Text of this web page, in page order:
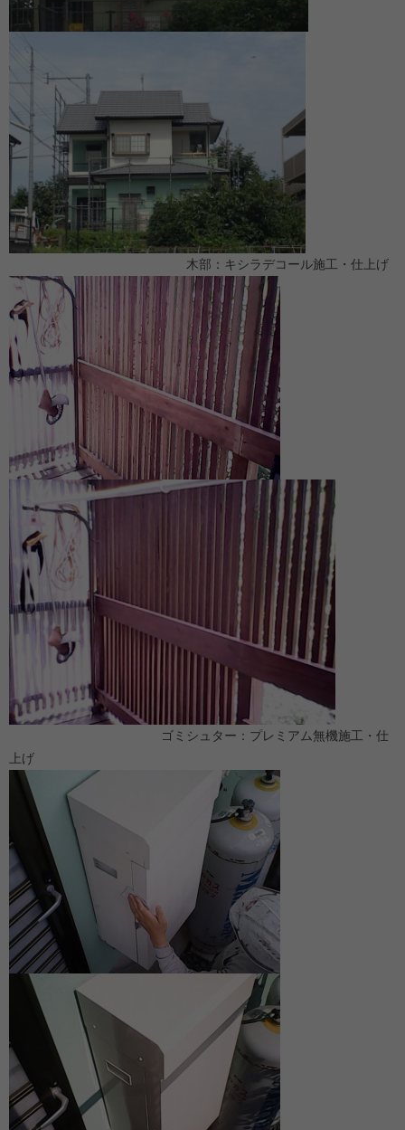
木部：キシラデコール施工・仕上げ
ゴミシュター：プレミアム無機施工・仕
上げ